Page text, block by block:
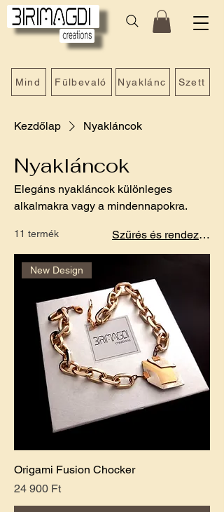
Mind Fülbevaló Nyaklánc Szett
Kezdőlap Nyakláncok
Nyakláncok
Elegáns nyakláncok különleges
alkalmakra vagy a mindennapokra.
11 termék Szűrés és rendezés
New Design
Origami Fusion Chocker
Ár
24 900 Ft